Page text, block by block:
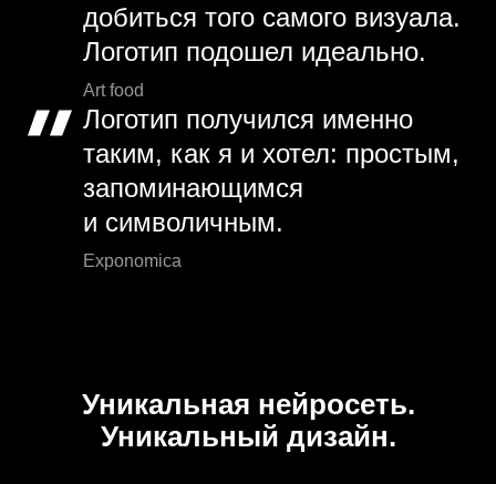
добиться того самого визуала.
Логотип подошел идеально.
Art food
Логотип получился именно
таким, как я и хотел: простым,
запоминающимся
и символичным.
Exponomica
Уникальная нейросеть.
Уникальный дизайн.